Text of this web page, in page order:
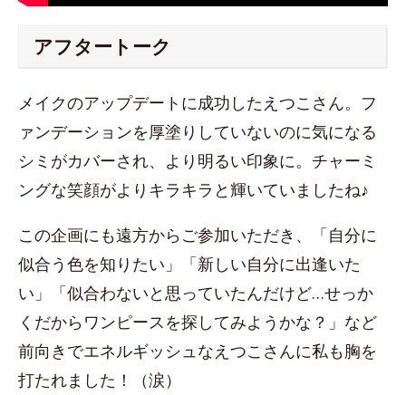
アフタートーク
メイクのアップデートに成功したえつこさん。フ
ァンデーションを厚塗りしていないのに気になる
シミがカバーされ、より明るい印象に。チャーミ
ングな笑顔がよりキラキラと輝いていましたね♪
この企画にも遠方からご参加いただき、「自分に
似合う色を知りたい」「新しい自分に出逢いた
い」「似合わないと思っていたんだけど…せっか
くだからワンピースを探してみようかな？」など
前向きでエネルギッシュなえつこさんに私も胸を
打たれました！（涙）